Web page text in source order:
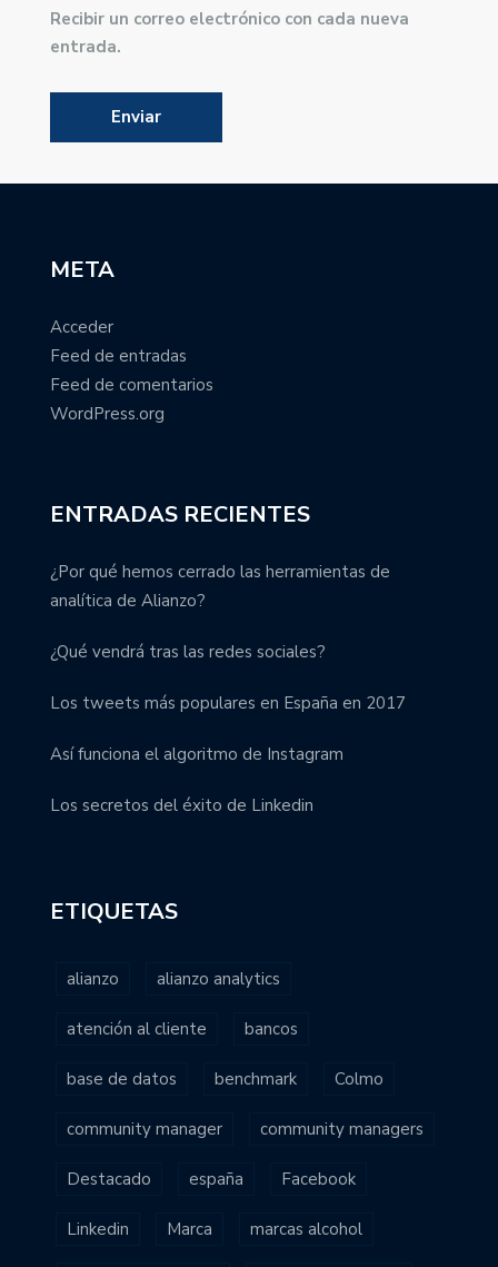
Recibir un correo electrónico con cada nueva
entrada.
META
Acceder
Feed de entradas
Feed de comentarios
WordPress.org
ENTRADAS RECIENTES
¿Por qué hemos cerrado las herramientas de
analítica de Alianzo?
¿Qué vendrá tras las redes sociales?
Los tweets más populares en España en 2017
Así funciona el algoritmo de Instagram
Los secretos del éxito de Linkedin
ETIQUETAS
alianzo alianzo analytics
atención al cliente bancos
base de datos benchmark Colmo
community manager community managers
Destacado españa Facebook
Linkedin Marca marcas alcohol